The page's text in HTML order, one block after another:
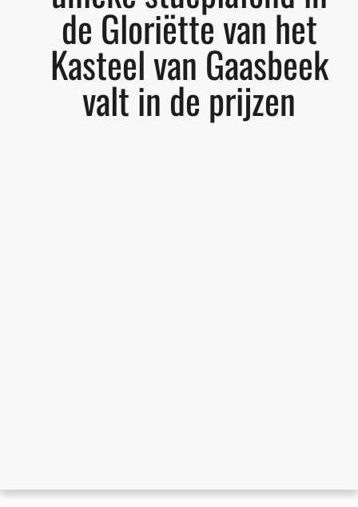
de Gloriëtte van het
Kasteel van Gaasbeek
valt in de prijzen